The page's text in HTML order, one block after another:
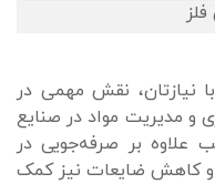
نیازتان، نقش مهمی در
و مدیریت مواد در صنایع
علاوه بر صرفه‌جویی در
و کاهش ضایعات نیز کمک